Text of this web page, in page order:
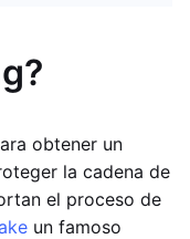
obtener un
la cadena de
el proceso de
un famoso